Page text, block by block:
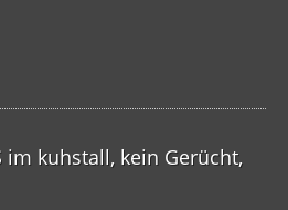
im kuhstall, kein Gerücht,